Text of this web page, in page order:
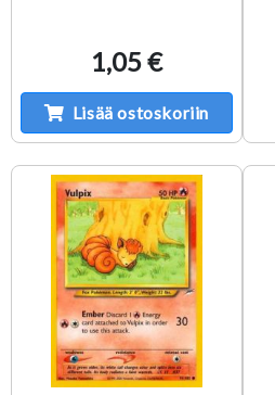
1,05 €
Lisää ostoskoriin